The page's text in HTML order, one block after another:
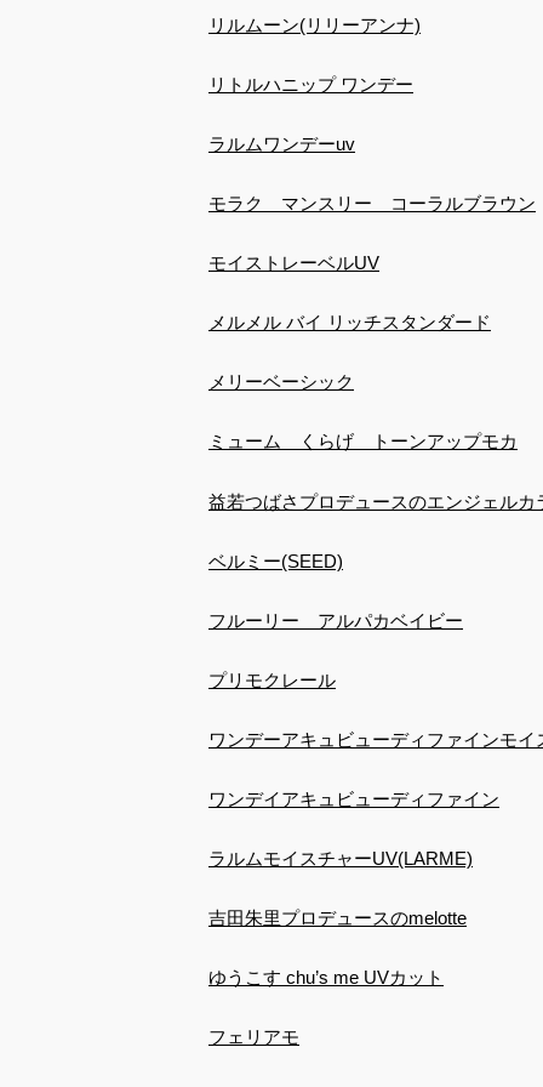
リルムーン(リリーアンナ)
リトルハニップ ワンデー
ラルムワンデーuv
モラク マンスリー コーラルブラウン
モイストレーベルUV
メルメル バイ リッチスタンダード
メリーベーシック
ミューム くらげ トーンアップモカ
益若つばさプロデュースのエンジェルカ
ベルミー(SEED)
フルーリー アルパカベイビー
プリモクレール
ワンデーアキュビューディファインモイ
ワンデイアキュビューディファイン
ラルムモイスチャーUV(LARME)
吉田朱里プロデュースのmelotte
ゆうこす chu’s me UVカット
フェリアモ